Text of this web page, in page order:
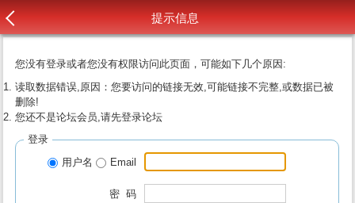
提示信息
您没有登录或者您没有权限访问此页面，可能如下几个原因:
读取数据错误,原因：您要访问的链接无效,可能链接不完整,或数据已被
删除!
您还不是论坛会员,请先登录论坛
登录
用户名
Email
密 码